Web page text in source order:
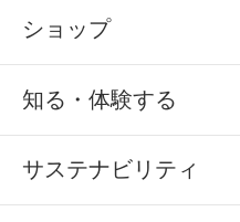
ショップ
知る・体験する
サステナビリティ